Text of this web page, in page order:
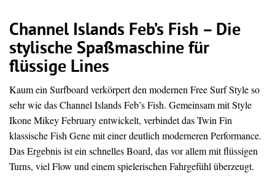
Channel Islands Feb’s Fish – Die
stylische Spaßmaschine für
flüssige Lines
Kaum ein Surfboard verkörpert den modernen Free Surf Style so
sehr wie das Channel Islands Feb’s Fish. Gemeinsam mit Style
Ikone Mikey February entwickelt, verbindet das Twin Fin
klassische Fish Gene mit einer deutlich moderneren Performance.
Das Ergebnis ist ein schnelles Board, das vor allem mit flüssigen
Turns, viel Flow und einem spielerischen Fahrgefühl überzeugt.